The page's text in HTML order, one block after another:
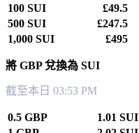
100 SUI
£49.5
500 SUI
£247.5
1,000 SUI
£495
將 GBP 兌換為 SUI
截至本日 03:53 PM
0.5 GBP
1.01 SUI